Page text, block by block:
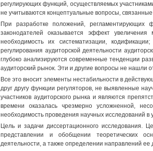
регулирующих функций, осуществляемых
не учитываются концептуальные вопросы,
При разработке положений, регламентирующих
законодателей оказывается эффект
необходимость их систематизации,
регулирования аудиторской деятельности
глубоко анализируются современные тенденции
аудиторский рынок. Эти и другие вопросы не нашли
Все это вносит элементы нестабильности в
друг другу функции регуляторов, не выявленные
участников аудиторского рынка и являются
времени оказалась чрезмерно усложненной,
необходимость проведения научных исследований в
Цель и задачи диссертационного исследования.
представлении и обобщении теоретических
деятельности, а также определении направлений